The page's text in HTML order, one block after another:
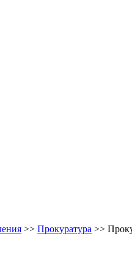
>> Прокуратура >>